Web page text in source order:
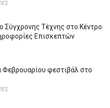
Σύγχρονης Τέχνης στο Κέντρο
Επισκεπτών
Φεβρουαρίου φεστιβάλ στο